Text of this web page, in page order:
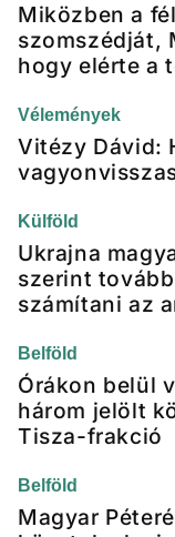
Miközben a
szomszédját,
hogy elérte a
Vélemények
Vitézy Dávid:
Külföld
Ukrajna
szerint
számítani az
Belföld
Órákon belül
három jelölt
Tisza-frakció
Belföld
Magyar